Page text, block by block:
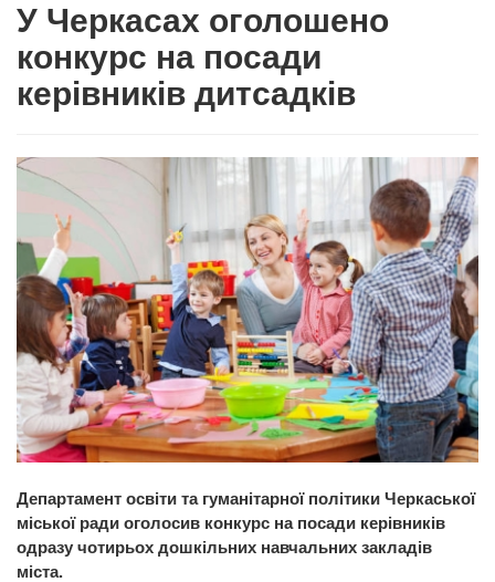
У Черкасах оголошено
конкурс на посади
керівників дитсадків
Департамент освіти та гуманітарної політики Черкаської
міської ради оголосив конкурс на посади керівників
одразу чотирьох дошкільних навчальних закладів
міста.